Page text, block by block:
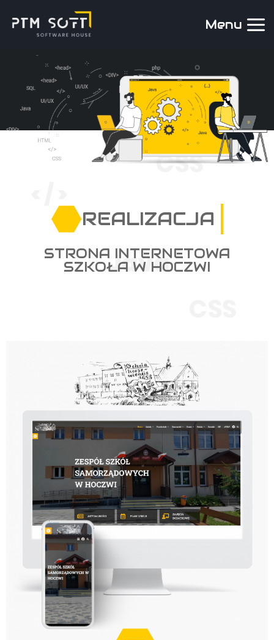
Menu
REALIZACJA
STRONA INTERNETOWA
SZKOŁA W HOCZWI